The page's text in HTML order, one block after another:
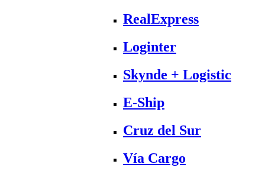
RealExpress
Loginter
Skynde + Logistic
E-Ship
Cruz del Sur
Vía Cargo